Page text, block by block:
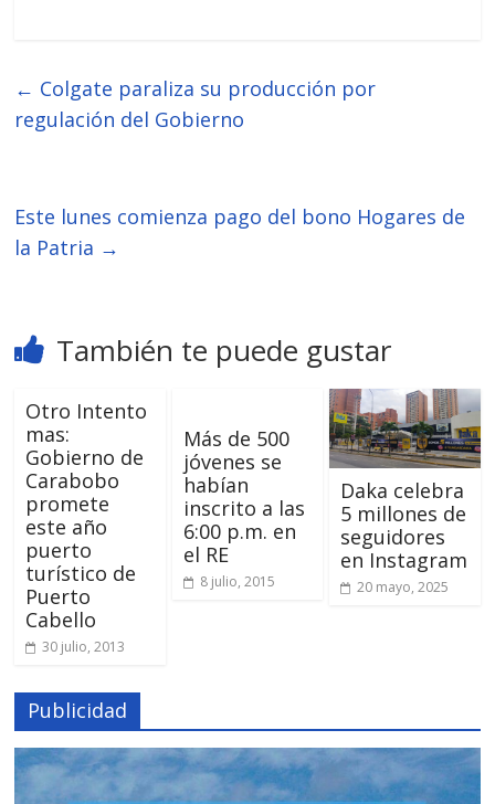
← Colgate paraliza su producción por
regulación del Gobierno
Este lunes comienza pago del bono Hogares de
la Patria →
También te puede gustar
Otro Intento
mas:
Gobierno de
Carabobo
promete
este año
puerto
turístico de
Puerto
Cabello
30 julio, 2013
Más de 500
jóvenes se
habían
inscrito a las
6:00 p.m. en
el RE
8 julio, 2015
Daka celebra
5 millones de
seguidores
en Instagram
20 mayo, 2025
Publicidad